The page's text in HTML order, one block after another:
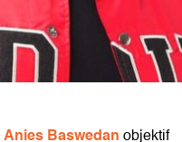
Anies Baswedanobjektif